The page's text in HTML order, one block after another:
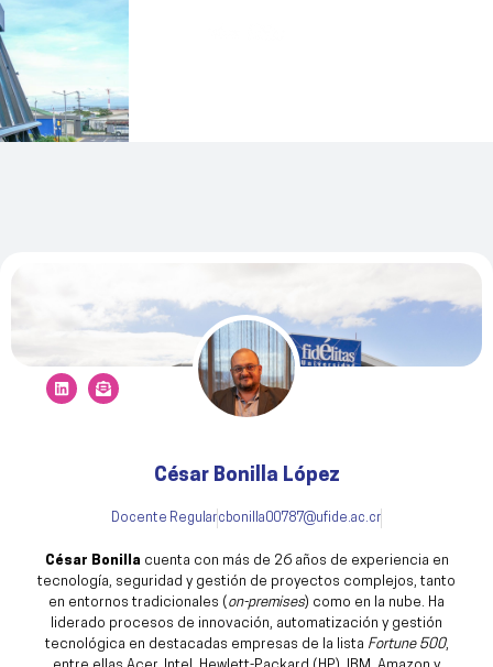
César Bonilla López
Docente Regularcbonilla00787@ufide.ac.cr
César Bonilla cuenta con más de 26 años de experiencia en
tecnología, seguridad y gestión de proyectos complejos, tanto
en entornos tradicionales ( on-premises) como en la nube. Ha
liderado procesos de innovación, automatización y gestión
tecnológica en destacadas empresas de la lista Fortune 500,